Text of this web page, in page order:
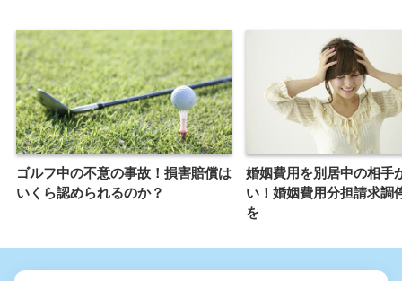
ゴルフ中の不意の事故！損害賠償は
いくら認められるのか？
婚姻費用を別居中の相手
い！婚姻費用分担請求調
を